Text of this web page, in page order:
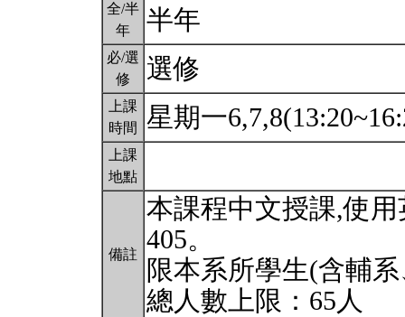
全/半
年
半年
必/選
修
選修
上課
時間
星期一
上課
地點
備註
本課程中文授課,使
405。
限本系所學生(含輔
總人數上限：65人